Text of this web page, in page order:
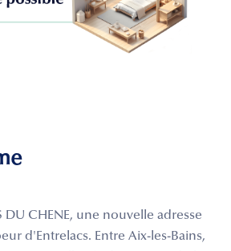
DU CHENE, une nouvelle adresse
d'Entrelacs. Entre Aix-les-Bains,